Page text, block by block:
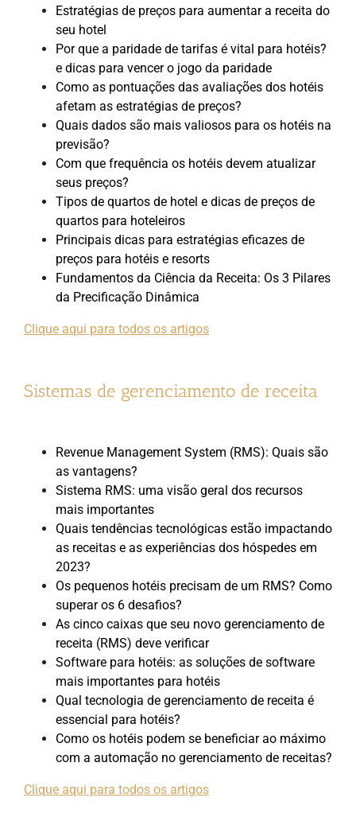
Estratégias de preços para aumentar a receita do
seu hotel
Por que a paridade de tarifas é vital para hotéis?
e dicas para vencer o jogo da paridade
Como as pontuações das avaliações dos hotéis
afetam as estratégias de preços?
Quais dados são mais valiosos para os hotéis na
previsão?
Com que frequência os hotéis devem atualizar
seus preços?
Tipos de quartos de hotel e dicas de preços de
quartos para hoteleiros
Principais dicas para estratégias eficazes de
preços para hotéis e resorts
Fundamentos da Ciência da Receita: Os 3 Pilares
da Precificação Dinâmica
Clique aqui para todos os artigos
Sistemas de gerenciamento de receita
Revenue Management System (RMS): Quais são
as vantagens?
Sistema RMS: uma visão geral dos recursos
mais importantes
Quais tendências tecnológicas estão impactando
as receitas e as experiências dos hóspedes em
2023?
Os pequenos hotéis precisam de um RMS? Como
superar os 6 desafios?
As cinco caixas que seu novo gerenciamento de
receita (RMS) deve verificar
Software para hotéis: as soluções de software
mais importantes para hotéis
Qual tecnologia de gerenciamento de receita é
essencial para hotéis?
Como os hotéis podem se beneficiar ao máximo
com a automação no gerenciamento de receitas?
Clique aqui para todos os artigos